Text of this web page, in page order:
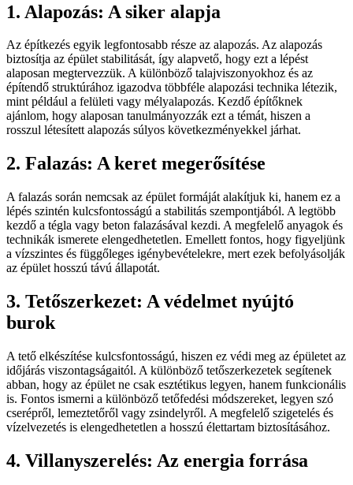
1. Alapozás: A siker alapja
Az építkezés egyik legfontosabb része az alapozás. Az alapozás
biztosítja az épület stabilitását, így alapvető, hogy ezt a lépést
alaposan megtervezzük. A különböző talajviszonyokhoz és az
építendő struktúrához igazodva többféle alapozási technika létezik,
mint például a felületi vagy mélyalapozás. Kezdő építőknek
ajánlom, hogy alaposan tanulmányozzák ezt a témát, hiszen a
rosszul létesített alapozás súlyos következményekkel járhat.
2. Falazás: A keret megerősítése
A falazás során nemcsak az épület formáját alakítjuk ki, hanem ez a
lépés szintén kulcsfontosságú a stabilitás szempontjából. A legtöbb
kezdő a tégla vagy beton falazásával kezdi. A megfelelő anyagok és
technikák ismerete elengedhetetlen. Emellett fontos, hogy figyeljünk
a vízszintes és függőleges igénybevételekre, mert ezek befolyásolják
az épület hosszú távú állapotát.
3. Tetőszerkezet: A védelmet nyújtó
burok
A tető elkészítése kulcsfontosságú, hiszen ez védi meg az épületet az
időjárás viszontagságaitól. A különböző tetőszerkezetek segítenek
abban, hogy az épület ne csak esztétikus legyen, hanem funkcionális
is. Fontos ismerni a különböző tetőfedési módszereket, legyen szó
cserépről, lemeztetőről vagy zsindelyről. A megfelelő szigetelés és
vízelvezetés is elengedhetetlen a hosszú élettartam biztosításához.
4. Villanyszerelés: Az energia forrása